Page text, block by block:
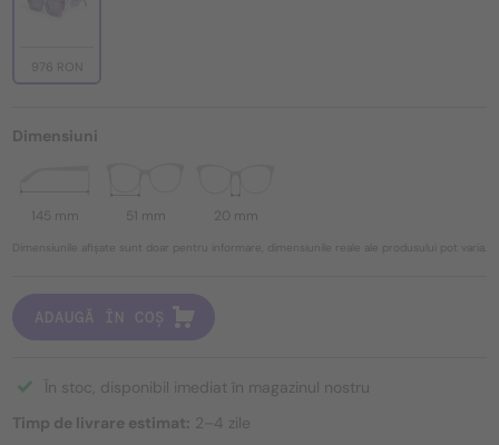
976 RON
Dimensiuni
145 mm 51 mm 20 mm
Dimensiunile afișate sunt doar pentru informare, dimensiunile reale ale produsului pot varia.
ADAUGĂ ÎN COȘ
În stoc, disponibil imediat în magazinul nostru
Timp de livrare estimat: 2–4 zile